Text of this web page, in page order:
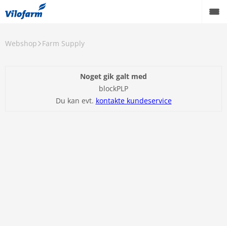
Webshop Farm Supply
Noget gik galt med
blockPLP
Du kan evt. kontakte kundeservice